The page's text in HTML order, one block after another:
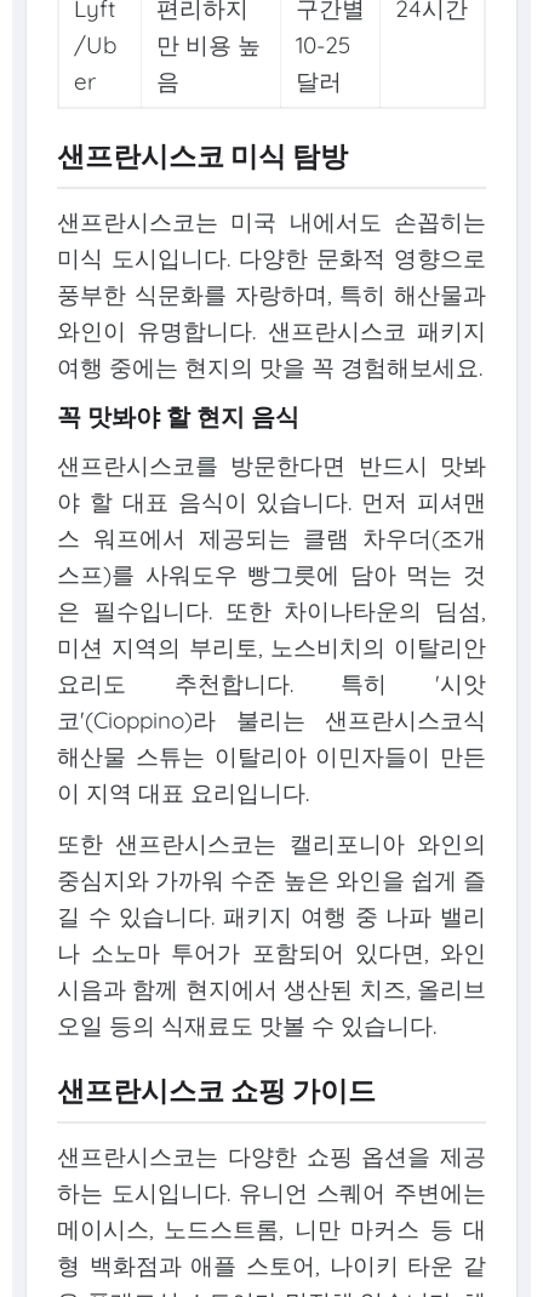
Lyft
/Ub
er
편리하지
만 비용 높
음
구간별
10-25
달러
24시간
샌프란시스코 미식 탐방
샌프란시스코는 미국 내에서도 손꼽히는
미식 도시입니다. 다양한 문화적 영향으로
풍부한 식문화를 자랑하며, 특히 해산물과
와인이 유명합니다. 샌프란시스코 패키지
여행 중에는 현지의 맛을 꼭 경험해보세요.
꼭 맛봐야 할 현지 음식
샌프란시스코를 방문한다면 반드시 맛봐
야 할 대표 음식이 있습니다. 먼저 피셔맨
스 워프에서 제공되는 클램 차우더(조개
스프)를 사워도우 빵그릇에 담아 먹는 것
은 필수입니다. 또한 차이나타운의 딤섬,
미션 지역의 부리토, 노스비치의 이탈리안
요리도 추천합니다. 특히 '시앗
코'(Cioppino)라 불리는 샌프란시스코식
해산물 스튜는 이탈리아 이민자들이 만든
이 지역 대표 요리입니다.
또한 샌프란시스코는 캘리포니아 와인의
중심지와 가까워 수준 높은 와인을 쉽게 즐
길 수 있습니다. 패키지 여행 중 나파 밸리
나 소노마 투어가 포함되어 있다면, 와인
시음과 함께 현지에서 생산된 치즈, 올리브
오일 등의 식재료도 맛볼 수 있습니다.
샌프란시스코 쇼핑 가이드
샌프란시스코는 다양한 쇼핑 옵션을 제공
하는 도시입니다. 유니언 스퀘어 주변에는
메이시스, 노드스트롬, 니만 마커스 등 대
형 백화점과 애플 스토어, 나이키 타운 같